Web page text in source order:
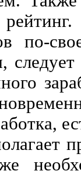
по-